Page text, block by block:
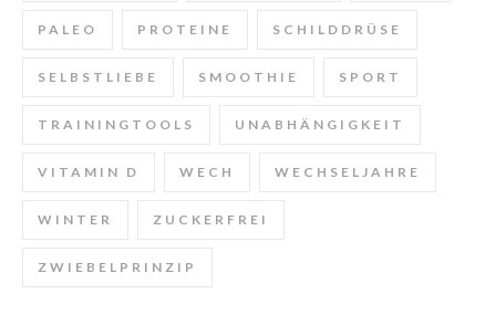
PALEO PROTEINE SCHILDDRÜSE
SELBSTLIEBE SMOOTHIE SPORT
TRAININGTOOLS UNABHÄNGIGKEIT
VITAMIN D WECH WECHSELJAHRE
WINTER ZUCKERFREI
ZWIEBELPRINZIP